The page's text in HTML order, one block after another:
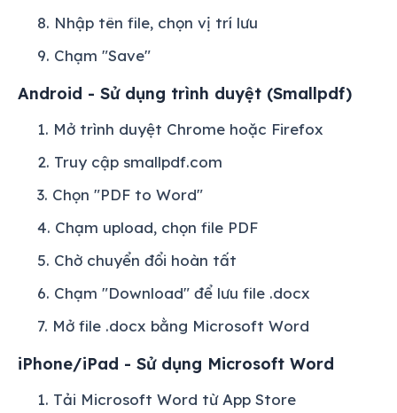
Nhập tên file, chọn vị trí lưu
Chạm "Save"
Android - Sử dụng trình duyệt (Smallpdf)
Mở trình duyệt Chrome hoặc Firefox
Truy cập smallpdf.com
Chọn "PDF to Word"
Chạm upload, chọn file PDF
Chờ chuyển đổi hoàn tất
Chạm "Download" để lưu file .docx
Mở file .docx bằng Microsoft Word
iPhone/iPad - Sử dụng Microsoft Word
Tải Microsoft Word từ App Store